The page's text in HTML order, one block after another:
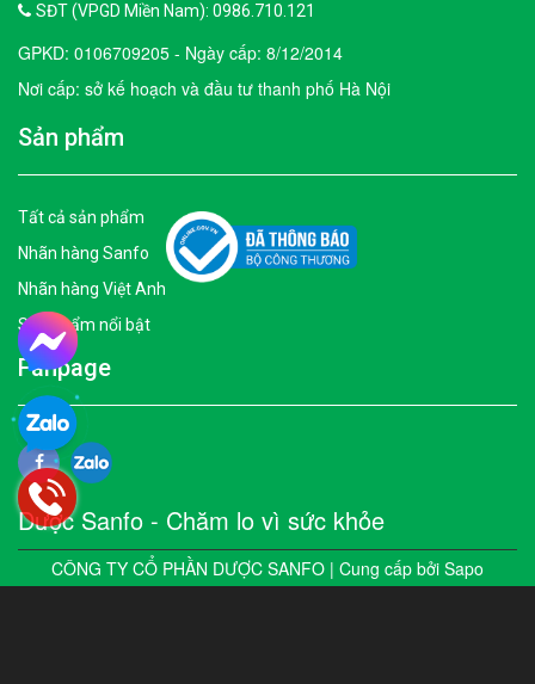
SĐT (VPGD Miền Nam): 0986.710.121
GPKD: 0106709205 - Ngày cấp: 8/12/2014
Nơi cấp: sở kế hoạch và đầu tư thanh phố Hà Nội
Sản phẩm
Tất cả sản phẩm
Nhãn hàng Sanfo
Nhãn hàng Việt Anh
Sản phẩm nổi bật
Fanpage
Dược Sanfo - Chăm lo vì sức khỏe
CÔNG TY CỔ PHẦN DƯỢC SANFO | Cung cấp bởi Sapo